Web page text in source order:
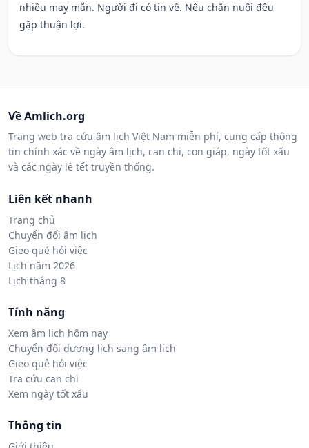
nhiều may mắn. Người đi có tin về. Nếu chăn nuôi đều
gặp thuận lợi.
Về Amlich.org
Trang web tra cứu âm lịch Việt Nam miễn phí, cung cấp thông
tin chính xác về ngày âm lịch, can chi, con giáp, ngày tốt xấu
và các ngày lễ tết truyền thống.
Liên kết nhanh
Trang chủ
Chuyển đổi âm lịch
Gieo quẻ hỏi việc
Lịch năm 2026
Lịch tháng 8
Tính năng
Xem âm lịch hôm nay
Chuyển đổi dương lịch sang âm lịch
Gieo quẻ hỏi việc
Tra cứu can chi
Xem ngày tốt xấu
Thông tin